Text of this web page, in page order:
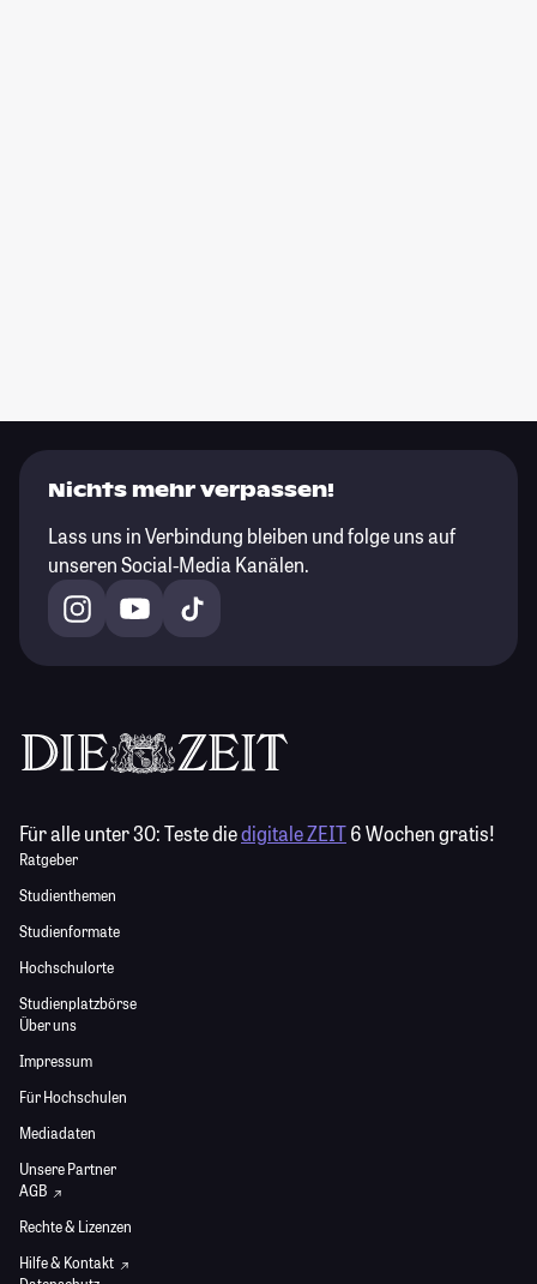
Nichts mehr verpassen!
Lass uns in Verbindung bleiben und folge uns auf
unseren Social-Media Kanälen.
Für alle unter 30:Teste diedigitale ZEIT6 Wochen gratis!
Ratgeber
Studienthemen
Studienformate
Hochschulorte
Studienplatzbörse
Über uns
Impressum
Für Hochschulen
Mediadaten
Unsere Partner
AGB
Rechte & Lizenzen
Hilfe & Kontakt